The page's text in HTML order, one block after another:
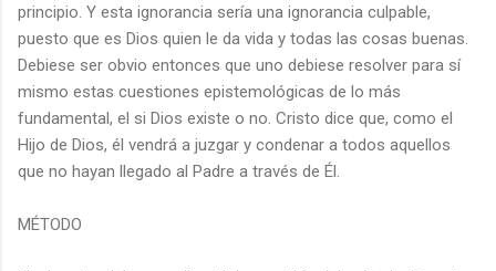
principio. Y esta ignorancia sería una ignorancia culpable,
puesto que es Dios quien le da vida y todas las cosas buenas.
Debiese ser obvio entonces que uno debiese resolver para sí
mismo estas cuestiones epistemológicas de lo más
fundamental, el si Dios existe o no. Cristo dice que, como el
Hijo de Dios, él vendrá a juzgar y condenar a todos aquellos
que no hayan llegado al Padre a través de Él.
MÉTODO